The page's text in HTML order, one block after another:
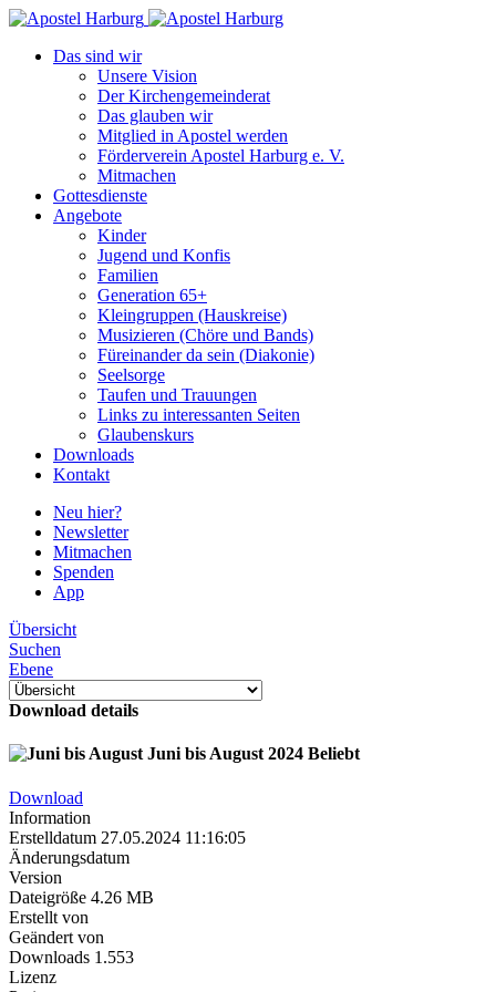
Das sind wir
Unsere Vision
Der Kirchengemeinderat
Das glauben wir
Mitglied in Apostel werden
Förderverein Apostel Harburg e. V.
Mitmachen
Gottesdienste
Angebote
Kinder
Jugend und Konfis
Familien
Generation 65+
Kleingruppen (Hauskreise)
Musizieren (Chöre und Bands)
Füreinander da sein (Diakonie)
Seelsorge
Taufen und Trauungen
Links zu interessanten Seiten
Glaubenskurs
Downloads
Kontakt
Neu hier?
Newsletter
Mitmachen
Spenden
App
Übersicht
Suchen
Ebene
Download details
Juni bis August 2024 Beliebt
Download
Information
Erstelldatum 27.05.2024 11:16:05
Änderungsdatum
Version
Dateigröße 4.26 MB
Erstellt von
Geändert von
Downloads 1.553
Lizenz